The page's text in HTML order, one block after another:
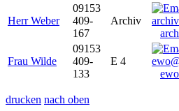
Herr Weber
09153
409-
167
Archiv
Frau Wilde
09153
409-
133
E 4
drucken nach oben